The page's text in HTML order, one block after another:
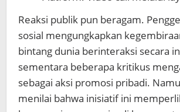
Reaksi publik pun beragam.
sosial mengungkapkan
bintang dunia berinteraksi secara
sementara beberapa kritikus
sebagai aksi promosi pribadi.
menilai bahwa inisiatif ini